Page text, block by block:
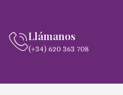
Llámanos
(+34) 620 363 708